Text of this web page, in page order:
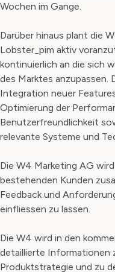
Wochen im Gange.
Darüber hinaus plant die
Lobster_pim aktiv
kontinuierlich an die sich
des Marktes anzupassen.
Integration neuer
Optimierung der
Benutzerfreundlichkeit
relevante Systeme und
Die W4 Marketing AG
bestehenden Kunden
Feedback und
einfliessen zu lassen.
Die W4 wird in den
detaillierte Informationen
Produktstrategie und zu